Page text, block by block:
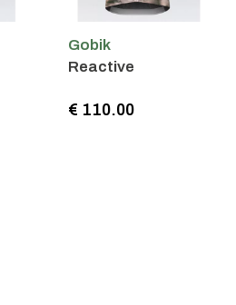
Gobik
Reactive
€ 110.00